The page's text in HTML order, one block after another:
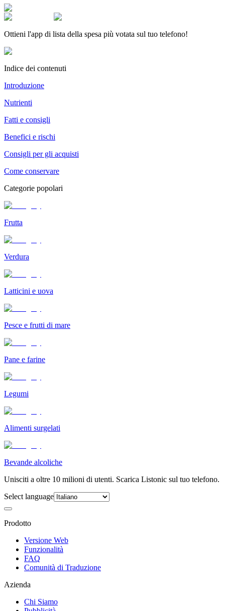
Ottieni l'app di lista della spesa più votata sul tuo telefono!
Indice dei contenuti
Introduzione
Nutrienti
Fatti e consigli
Benefici e rischi
Consigli per gli acquisti
Come conservare
Categorie popolari
Frutta
Verdura
Latticini e uova
Pesce e frutti di mare
Pane e farine
Legumi
Alimenti surgelati
Bevande alcoliche
Unisciti a oltre 10 milioni di utenti. Scarica Listonic sul tuo telefono.
Select language
Prodotto
Versione Web
Funzionalità
FAQ
Comunità di Traduzione
Azienda
Chi Siamo